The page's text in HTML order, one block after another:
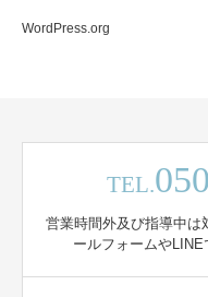
WordPress.org
TEL.
営業時間外及び指導中は
ールフォームやLINE